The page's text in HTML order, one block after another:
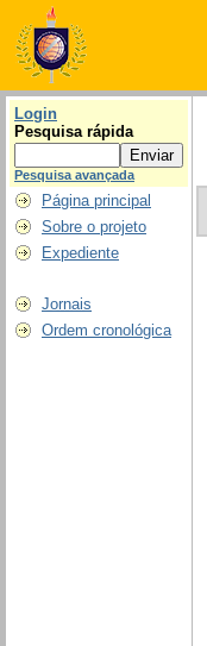
Login
Pesquisa rápida
Pesquisa avançada
Página principal
Sobre o projeto
Expediente
Jornais
Ordem cronológica